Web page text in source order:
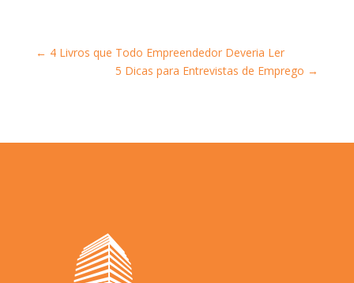
← 4 Livros que Todo Empreendedor Deveria Ler
5 Dicas para Entrevistas de Emprego →